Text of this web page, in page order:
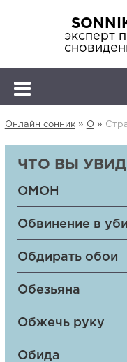
эксперт
Онлайн сонник» О »
ЧТО ВЫ
ОМОН
Обвинение в
Обдирать обои
Обезьяна
Обжечь руку
Обида